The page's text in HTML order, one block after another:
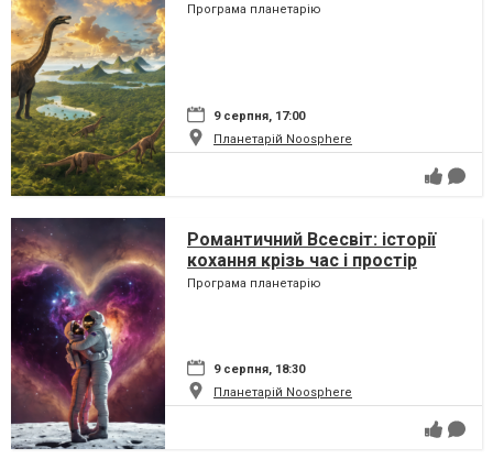
Програма планетарію
9 серпня, 17:00
Планетарій Noosphere
Романтичний Всесвіт: історії
кохання крізь час і простір
Програма планетарію
9 серпня, 18:30
Планетарій Noosphere